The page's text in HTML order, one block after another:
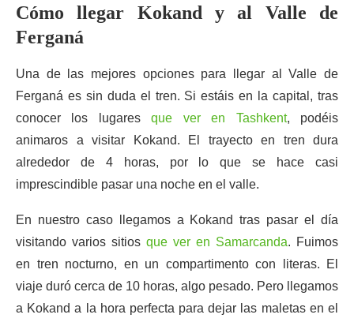
Cómo llegar Kokand y al Valle de
Ferganá
Una de las mejores opciones para llegar al Valle de
Ferganá es sin duda el tren. Si estáis en la capital, tras
conocer los lugaresque ver en Tashkent, podéis
animaros a visitar Kokand. El trayecto en tren dura
alrededor de 4 horas, por lo que se hace casi
imprescindible pasar una noche en el valle.
En nuestro caso llegamos a Kokand tras pasar el día
visitando varios sitios que ver en Samarcanda. Fuimos
en tren nocturno, en un compartimento con literas. El
viaje duró cerca de 10 horas, algo pesado. Pero llegamos
a Kokand a la hora perfecta para dejar las maletas en el